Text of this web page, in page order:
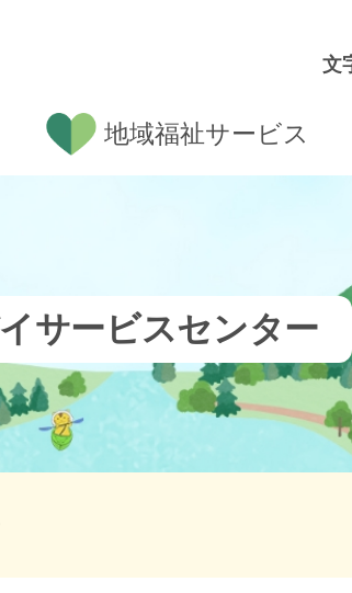
文
地域福祉サービス
サービスセンター